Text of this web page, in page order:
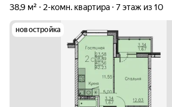
38,9 м² 2-комн. квартира 7 этаж из 10
новостройка